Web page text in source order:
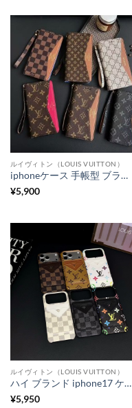
ルイヴィトン（LOUIS VUITTON）
iphoneケース 手帳型 ブランド iphone17/17pro 手帳 型 携帯 ケース ルイヴィトン iphone16pro/16promax ケース かっこいい 手帳 型 スマホケース gucci風 iphone15pro/14 ケース お揃い おしゃれ
¥5,900
ルイヴィトン（LOUIS VUITTON）
ハイ ブランド iphone17 ケース magsafe ルイ ヴィトン マグネット カード ケース iphone17pro/16proケース おしゃれ メンズ galaxy s25/s24 ケース ブランド カード 入れ 付き スマホケース
¥5,950